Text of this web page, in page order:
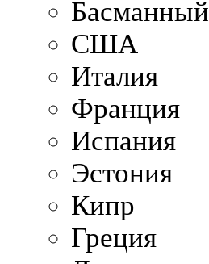
Басманный
США
Италия
Франция
Испания
Эстония
Кипр
Греция